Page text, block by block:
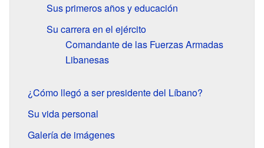
Sus primeros años y educación
Su carrera en el ejército
Comandante de las Fuerzas Armadas
Libanesas
¿Cómo llegó a ser presidente del Líbano?
Su vida personal
Galería de imágenes